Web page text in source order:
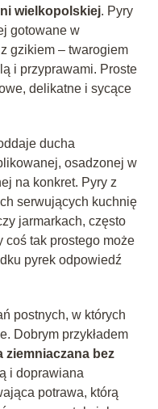
wielkopolskiej. Pyry
gotowane w
gzikiem – twarogiem
i przyprawami. Proste
delikatne i sycące
ducha
osadzonej w
na konkret. Pyry z
serwujących kuchnię
jarmarkach, często
coś tak prostego może
pyrek odpowiedź
postnych, w których
Dobrym przykładem
ziemniaczana bez
i doprawiana
potrawa, którą